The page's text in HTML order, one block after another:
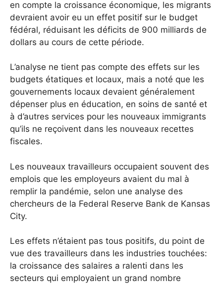
en compte la croissance économique, les migrants
devraient avoir eu un effet positif sur le budget
fédéral, réduisant les déficits de 900 milliards de
dollars au cours de cette période.
L’analyse ne tient pas compte des effets sur les
budgets étatiques et locaux, mais a noté que les
gouvernements locaux devaient généralement
dépenser plus en éducation, en soins de santé et
à d’autres services pour les nouveaux immigrants
qu’ils ne reçoivent dans les nouveaux recettes
fiscales.
Les nouveaux travailleurs occupaient souvent des
emplois que les employeurs avaient du mal à
remplir la pandémie, selon une analyse des
chercheurs de la Federal Reserve Bank de Kansas
City.
Les effets n’étaient pas tous positifs, du point de
vue des travailleurs dans les industries touchées:
la croissance des salaires a ralenti dans les
secteurs qui employaient un grand nombre